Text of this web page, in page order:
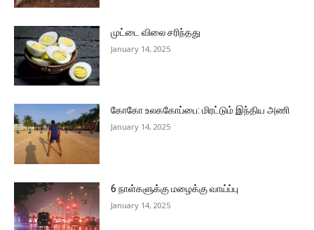
முட்டை விலை சரிந்தது
January 14, 2025
கோகோ உலககோப்பை: மிரட்டும் இந்திய அணி
January 14, 2025
6 நாள்களுக்கு மழைக்கு வாய்ப்பு
January 14, 2025